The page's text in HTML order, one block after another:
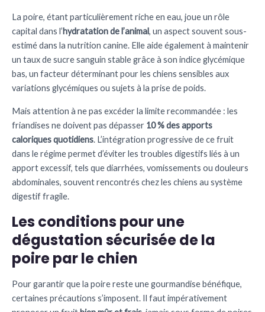
La poire, étant particulièrement riche en eau, joue un rôle
capital dans l’hydratation de l’animal, un aspect souvent sous-
estimé dans la nutrition canine. Elle aide également à maintenir
un taux de sucre sanguin stable grâce à son indice glycémique
bas, un facteur déterminant pour les chiens sensibles aux
variations glycémiques ou sujets à la prise de poids.
Mais attention à ne pas excéder la limite recommandée : les
friandises ne doivent pas dépasser 10 % des apports
caloriques quotidiens. L’intégration progressive de ce fruit
dans le régime permet d’éviter les troubles digestifs liés à un
apport excessif, tels que diarrhées, vomissements ou douleurs
abdominales, souvent rencontrés chez les chiens au système
digestif fragile.
Les conditions pour une
dégustation sécurisée de la
poire par le chien
Pour garantir que la poire reste une gourmandise bénéfique,
certaines précautions s’imposent. Il faut impérativement